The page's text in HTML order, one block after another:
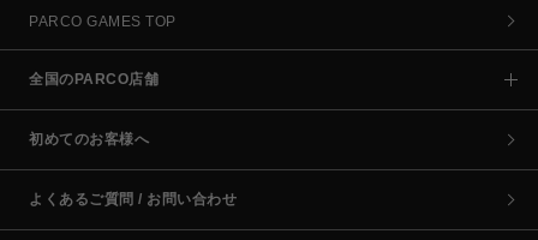
PARCO GAMES TOP
全国のPARCO店舗
初めてのお客様へ
よくあるご質問 / お問い合わせ